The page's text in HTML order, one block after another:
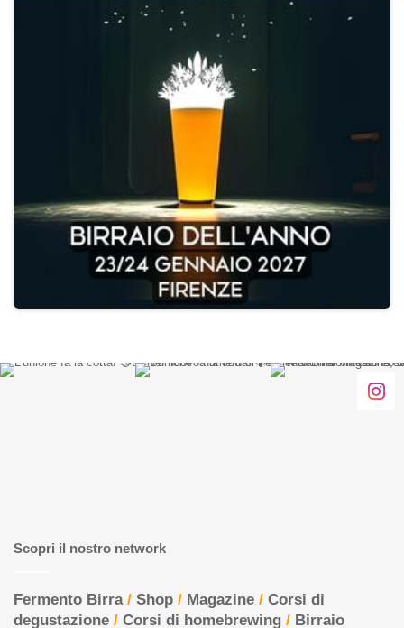
Scopri il nostro network
Fermento Birra/ Shop / Magazine / Corsi di
degustazione / Corsi di homebrewing / Birraio